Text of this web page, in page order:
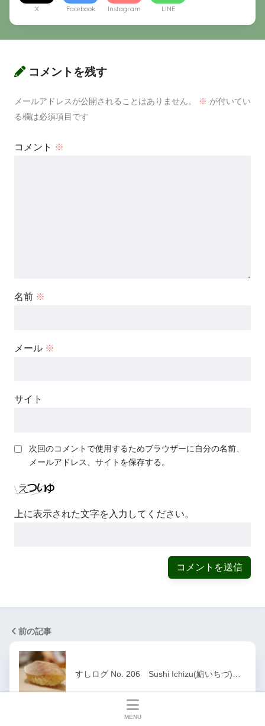
X Facebook Instagram LINE
コメントを残す
メールアドレスが公開されることはありません。 ※ が付いてい
る欄は必須項目です
コメント ※
名前 ※
メール ※
サイト
次回のコメントで使用するためブラウザーに自分の名前、
メールアドレス、サイトを保存する。
上に表示された文字を入力してください。
前の記事
すしログ No. 206 Sushi Ichizu(鮨いちづ)…
MENU